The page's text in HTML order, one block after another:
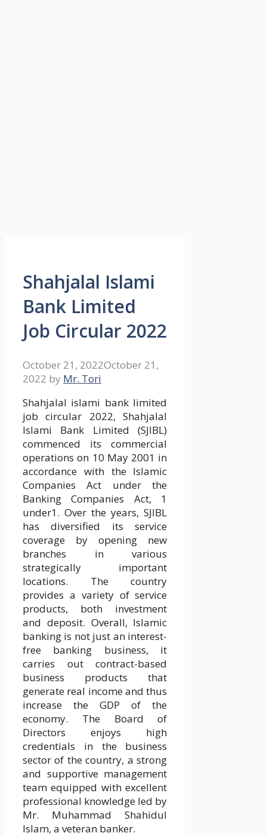
Shahjalal Islami
Bank Limited
Job Circular 2022
October 21, 2022October 21,
2022 by Mr. Tori
Shahjalal islami bank limited
job circular 2022, Shahjalal
Islami Bank Limited (SJIBL)
commenced its commercial
operations on 10 May 2001 in
accordance with the Islamic
Companies Act under the
Banking Companies Act, 1
under1. Over the years, SJIBL
has diversified its service
coverage by opening new
branches in various
strategically important
locations. The country
provides a variety of service
products, both investment
and deposit. Overall, Islamic
banking is not just an interest-
free banking business, it
carries out contract-based
business products that
generate real income and thus
increase the GDP of the
economy. The Board of
Directors enjoys high
credentials in the business
sector of the country, a strong
and supportive management
team equipped with excellent
professional knowledge led by
Mr. Muhammad Shahidul
Islam, a veteran banker.